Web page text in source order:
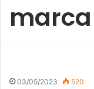
03/05/2023 520